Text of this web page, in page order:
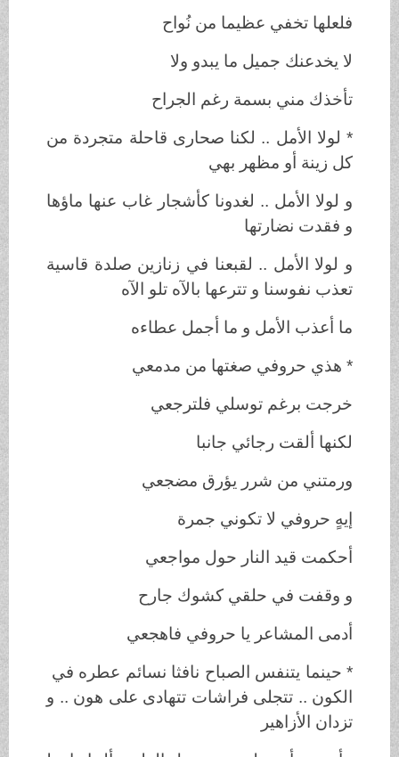
فلعلها تخفي عظيما من نُواح
لا يخدعنك جميل ما يبدو ولا
تأخذك مني بسمة رغم الجراح
* لولا الأمل .. لكنا صحارى قاحلة متجردة من
كل زينة أو مظهر بهي
و لولا الأمل .. لغدونا كأشجار غاب عنها ماؤها
و فقدت نضارتها
و لولا الأمل .. لقبعنا في زنازين صلدة قاسية
تعذب نفوسنا و تترعها بالآه تلو الآه
ما أعذب الأمل و ما أجمل عطاءه
* هذي حروفي صغتها من مدمعي
خرجت برغم توسلي فلترجعي
لكنها ألقت رجائي جانبا
ورمتني من شرر يؤرق مضجعي
إيهٍ حروفي لا تكوني جمرة
أحكمت قيد النار حول مواجعي
و وقفت في حلقي كشوك جارح
أدمى المشاعر يا حروفي فاهجعي
* حينما يتنفس الصباح نافثا نسائم عطره في
الكون.. تتجلى فراشات تتهادى على هون.. و
تزدان الأزاهير